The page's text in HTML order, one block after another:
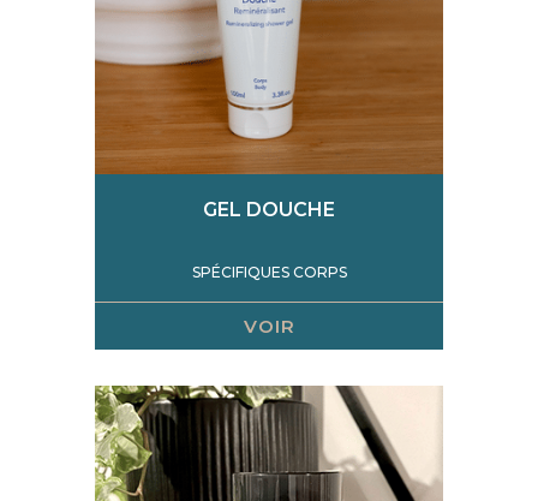
GEL DOUCHE
SPÉCIFIQUES CORPS
VOIR